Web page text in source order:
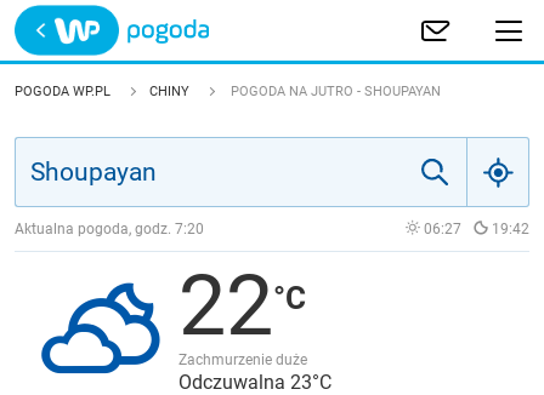
Trwa ładowanie
POLSKA
POGODA WP.PL CHINY POGODA NA JUTRO - SHOUPAYAN
Aktualna pogoda, godz. 7:20 06:27 19:42
22
Zachmurzenie duże
Odczuwalna 23°C